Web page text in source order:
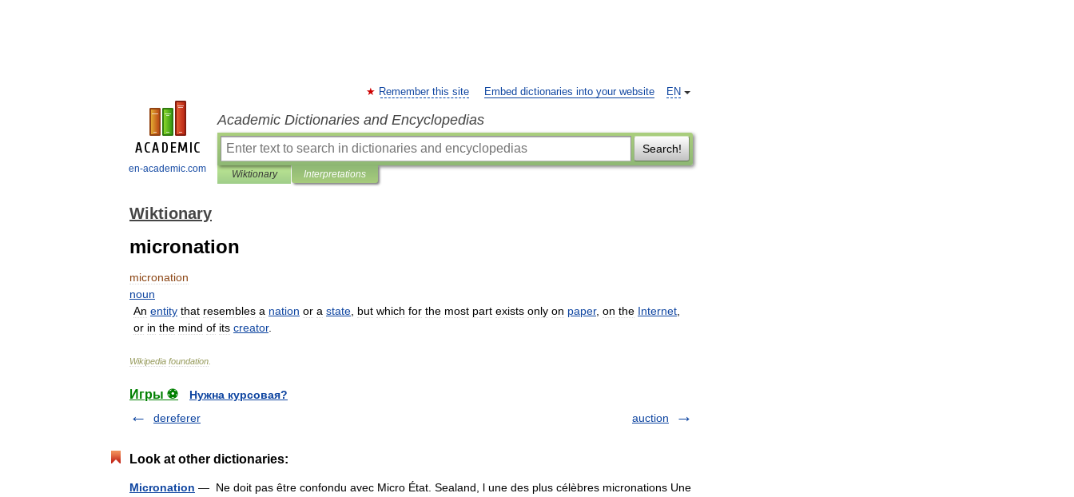
en-academic.com
EN
Remember this site Embed dictionaries into your website
Academic Dictionaries and Encyclopedias
Search!
Wiktionary Interpretations
Wiktionary
micronation
micronation
noun
An entity that resembles a nation or a state but which for the most part exists only on paper, on the Internet
or in the mind of its creator.
Wikipedia foundation
Игры ⚽
Нужна курсовая?
dereferer
auction
Look at other dictionaries:
Micronation — Ne doit pas être confondu avec Micro État. Sealand, l une des plus célèbres micronations Une